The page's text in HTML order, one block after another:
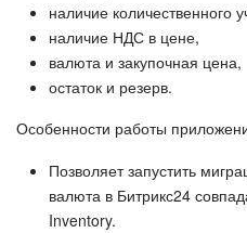
наличие количественного
наличие НДС в цене,
валюта и закупочная цена,
остаток и резерв.
Особенности работы
Позволяет запустить
валюта в Битрикс24
Inventory.